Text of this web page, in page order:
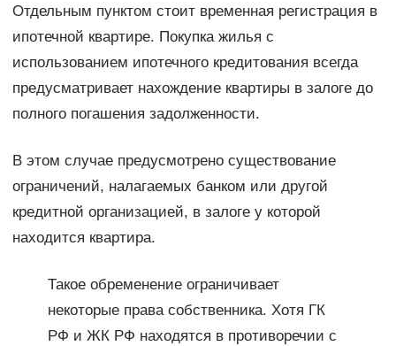
Отдельным пунктом стоит временная регистрация в
ипотечной квартире. Покупка жилья с
использованием ипотечного кредитования всегда
предусматривает нахождение квартиры в залоге до
полного погашения задолженности.
В этом случае предусмотрено существование
ограничений, налагаемых банком или другой
кредитной организацией, в залоге у которой
находится квартира.
Такое обременение ограничивает
некоторые права собственника. Хотя ГК
РФ и ЖК РФ находятся в противоречии с